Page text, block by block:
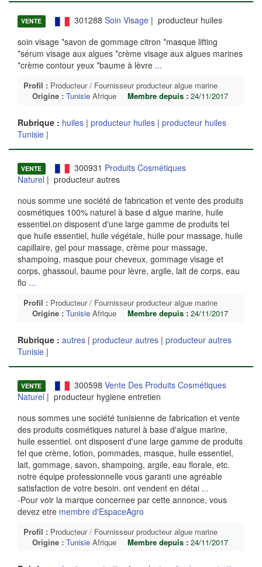
VENTE 301288 Soin Visage| producteur huiles
soin visage *savon de gommage citron *masque lifting
*sérum visage aux algues *crème visage aux algues marines
*crème contour yeux *baume à lèvre ...
Profil : Producteur / Fournisseur producteur algue marine
Origine : Tunisie Afrique Membre depuis : 24/11/2017
Rubrique : huiles | producteur huiles | producteur huiles
Tunisie |
VENTE 300931 Produits Cosmétiques
Naturel | producteur autres
nous somme une société de fabrication et vente des produits
cosmétiques 100% naturel à base d algue marine, huile
essentiel.on disposent d'une large gamme de produits tel
que huile essentiel, huile végétale, huile pour massage, huile
capillaire, gel pour massage, crème pour massage,
shampoing, masque pour cheveux, gommage visage et
corps, ghassoul, baume pour lèvre, argile, lait de corps, eau
flo ...
Profil : Producteur / Fournisseur producteur algue marine
Origine : Tunisie Afrique Membre depuis : 24/11/2017
Rubrique : autres | producteur autres | producteur autres
Tunisie |
VENTE 300598 Vente Des Produits Cosmétiques
Naturel | producteur hygiene entretien
nous sommes une société tunisienne de fabrication et vente
des produits cosmétiques naturel à base d'algue marine,
huile essentiel. ont disposent d'une large gamme de produits
tel que crème, lotion, pommades, masque, huile essentiel,
lait, gommage, savon, shampoing, argile, eau florale, etc.
notre équipe professionnelle vous garanti une agréable
satisfaction de votre besoin. ont vendent en détai ...
-Pour voir la marque concernee par cette annonce, vous
devez etre membre d'EspaceAgro
Profil : Producteur / Fournisseur producteur algue marine
Origine : Tunisie Afrique Membre depuis : 24/11/2017